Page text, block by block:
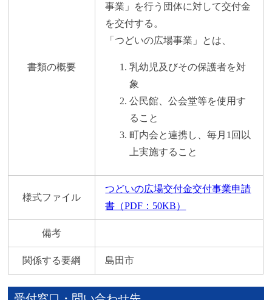
書類の概要
事業」を行う団体に対して交付金
を交付する。
「つどいの広場事業」とは、
乳幼児及びその保護者を対
象
公民館、公会堂等を使用す
ること
町内会と連携し、毎月1回以
上実施すること
様式ファイル
つどいの広場交付金交付事業申請
書（PDF：50KB）
備考
関係する要綱 島田市